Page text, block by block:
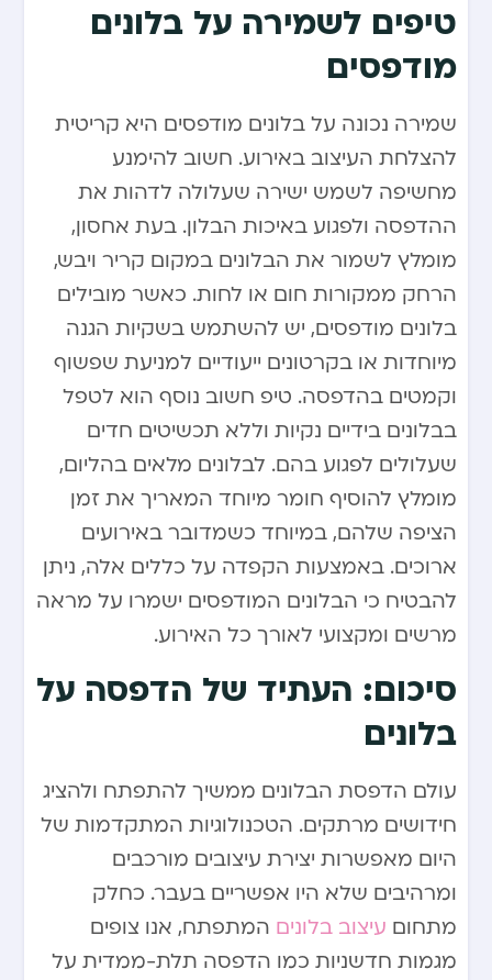
טיפים לשמירה על בלונים
מודפסים
שמירה נכונה על בלונים מודפסים היא קריטית
להצלחת העיצוב באירוע. חשוב להימנע
מחשיפה לשמש ישירה שעלולה לדהות את
ההדפסה ולפגוע באיכות הבלון. בעת אחסון,
מומלץ לשמור את הבלונים במקום קריר ויבש,
הרחק ממקורות חום או לחות. כאשר מובילים
בלונים מודפסים, יש להשתמש בשקיות הגנה
מיוחדות או בקרטונים ייעודיים למניעת שפשוף
וקמטים בהדפסה. טיפ חשוב נוסף הוא לטפל
בבלונים בידיים נקיות וללא תכשיטים חדים
שעלולים לפגוע בהם. לבלונים מלאים בהליום,
מומלץ להוסיף חומר מיוחד המאריך את זמן
הציפה שלהם, במיוחד כשמדובר באירועים
ארוכים. באמצעות הקפדה על כללים אלה, ניתן
להבטיח כי הבלונים המודפסים ישמרו על מראה
מרשים ומקצועי לאורך כל האירוע.
סיכום: העתיד של הדפסה על
בלונים
עולם הדפסת הבלונים ממשיך להתפתח ולהציג
חידושים מרתקים. הטכנולוגיות המתקדמות של
היום מאפשרות יצירת עיצובים מורכבים
ומרהיבים שלא היו אפשריים בעבר. כחלק
מתחום עיצוב בלונים המתפתח, אנו צופים
מגמות חדשניות כמו הדפסה תלת-ממדית על